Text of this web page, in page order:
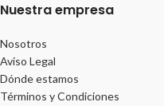
Nuestra empresa
Nosotros
Aviso Legal
Dónde estamos
Términos y Condiciones